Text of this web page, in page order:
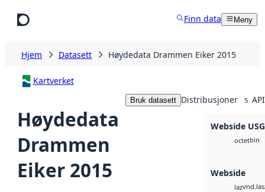
Finn data Meny
Hjem Datasett Høydedata Drammen Eiker 2015
Kartverket
Høydedata
Drammen
Eiker 2015
Bruk datasett Distribusjoner 5
Webside
octetbin
Webside
laz